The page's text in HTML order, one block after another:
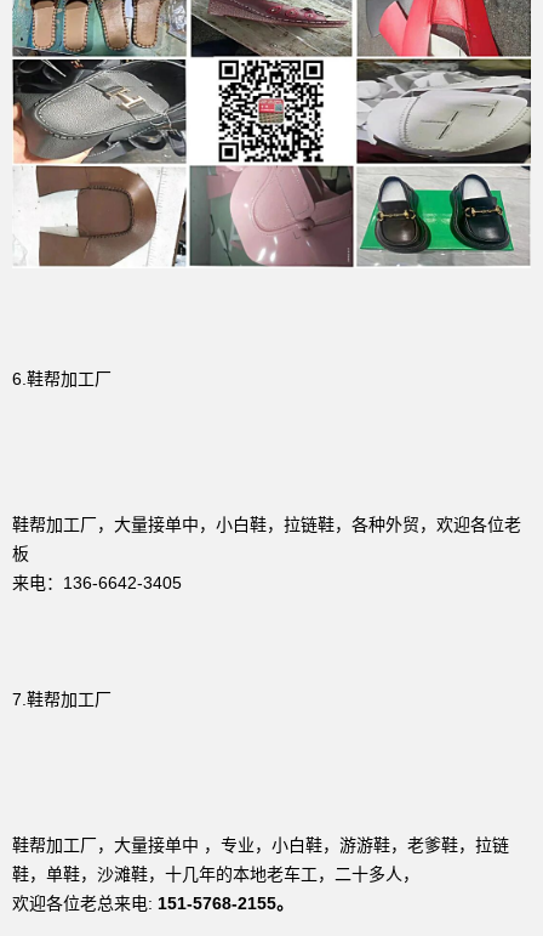
6.鞋帮加工厂
鞋帮加工厂，大量接单中，小白鞋，拉链鞋，各种外贸，欢迎各位老
板
来电：136-6642-3405
7.鞋帮加工厂
鞋帮加工厂，大量接单中 ，专业，小白鞋，游游鞋，老爹鞋，拉链
鞋，单鞋，沙滩鞋，十几年的本地老车工，二十多人，
欢迎各位老总来电: 151-5768-2155。